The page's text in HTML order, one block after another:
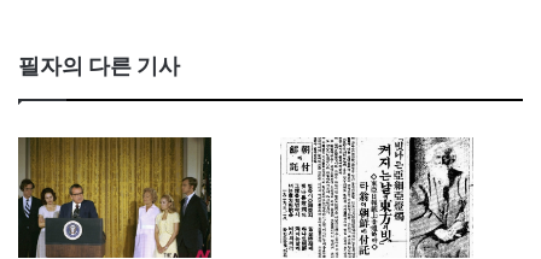
필자의 다른 기사